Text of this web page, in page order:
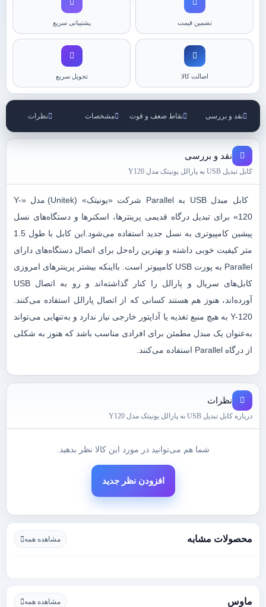
تضمین قیمت پشتیبانی سریع
اصالت کالا تحویل سریع
نقد و بررسی نقاط ضعف و قوت مشخصات نظرات
نقد و بررسی
کابل تبدیل USB به پارالل یونیتک مدل Y120
کابل مبدل USB به Parallel شرکت «یونیتک» (Unitek) مدل «Y-
120» برای تبدیل درگاه قدیمی پرینترها، اسکنرها و دستگاه‌های نسل
پیشین کامپیوتری به نسل جدید استفاده می‌شود.این کابل با طول 1.5
متر کیفیت خوبی داشته و بهترین راه‌حل برای اتصال دستگاه‌های دارای
Parallel به پورت USB کامپیوتر است. بااینکه بیشتر پرینترهای امروزی
کابل‌های سریال و پارالل را کنار گذاشته‌اند و رو به اتصال USB
آورده‌اند، هنوز هم هستند کسانی که از اتصال پارالل استفاده می‌کنند.
Y-120 به هیچ منبع تغذیه یا آداپتور خارجی نیاز ندارد و به‌تنهایی می‌تواند
به‌عنوان یک مبدل مطمئن برای افرادی مناسب باشد که هنوز به شکلی
از درگاه Parallel استفاده می‌کنند.
نظرات
درباره کابل تبدیل USB به پارالل یونیتک مدل Y120
شما هم می‌توانید در مورد این کالا نظر بدهید.
افزودن نظر جدید
محصولات مشابه مشاهده همه
ماوس مشاهده همه